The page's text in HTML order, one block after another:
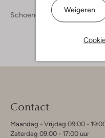
Weigeren
Schoenen Boots
Contact
Maandag - Vrijdag 09:00 -
Zaterdag 09:00 - 17:00 uur